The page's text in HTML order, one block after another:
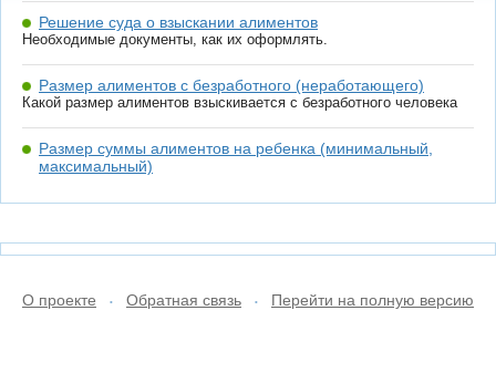
Решение суда о взыскании алиментов
Необходимые документы, как их оформлять.
Размер алиментов с безработного (неработающего)
Какой размер алиментов взыскивается с безработного человека
Размер суммы алиментов на ребенка (минимальный,
максимальный)
О проекте • Обратная связь • Перейти на полную версию